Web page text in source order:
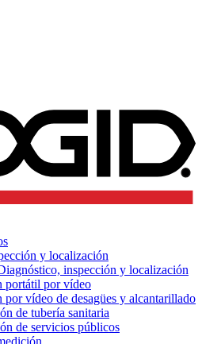
y localización
inspección y localización
portátil por vídeo
por vídeo de desagües y alcantarillado
de tubería sanitaria
de servicios públicos